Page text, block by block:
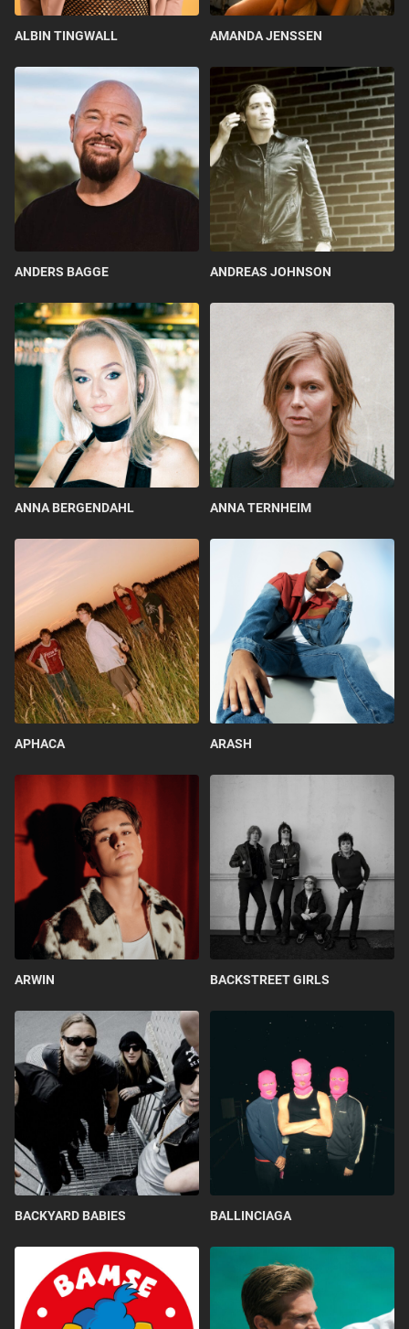
ALBIN TINGWALL AMANDA JENSSEN
ANDERS BAGGE ANDREAS JOHNSON
ANNA BERGENDAHL ANNA TERNHEIM
APHACA ARASH
ARWIN BACKSTREET GIRLS
BACKYARD BABIES BALLINCIAGA